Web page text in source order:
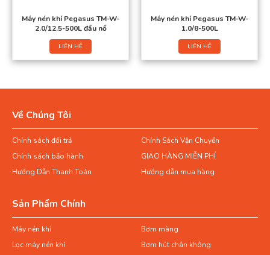
Máy nén khí Pegasus TM-W-
2.0/12.5-500L đầu nổ
LIÊN HỆ
Máy nén khí Pegasus TM-W-
1.0/8-500L
LIÊN HỆ
Về Chúng Tôi
Chính sách đổi trả
Chính Sách Vận Chuyển
Chính sách bảo hành
GIAO HÀNG MIỄN PHÍ
Hướng Dẫn Thanh Toán
Hướng dẫn mua hàng
Sản Phẩm Chính
Máy nén khí
Bơm màng
Lọc máy nén khí
Bơm hút chân không